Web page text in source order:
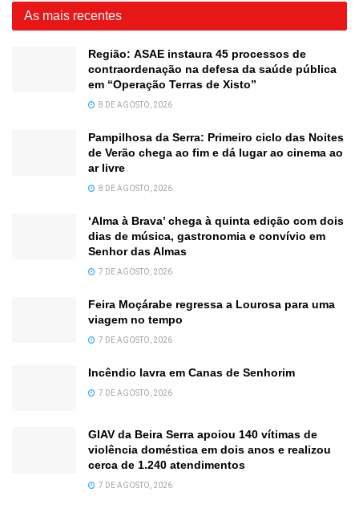
As mais recentes
Região: ASAE instaura 45 processos de
contraordenação na defesa da saúde pública
em “Operação Terras de Xisto”
8 DE AGOSTO, 2026
Pampilhosa da Serra: Primeiro ciclo das Noites
de Verão chega ao fim e dá lugar ao cinema ao
ar livre
8 DE AGOSTO, 2026
‘Alma à Brava’ chega à quinta edição com dois
dias de música, gastronomia e convívio em
Senhor das Almas
7 DE AGOSTO, 2026
Feira Moçárabe regressa a Lourosa para uma
viagem no tempo
7 DE AGOSTO, 2026
Incêndio lavra em Canas de Senhorim
7 DE AGOSTO, 2026
GIAV da Beira Serra apoiou 140 vítimas de
violência doméstica em dois anos e realizou
cerca de 1.240 atendimentos
7 DE AGOSTO, 2026